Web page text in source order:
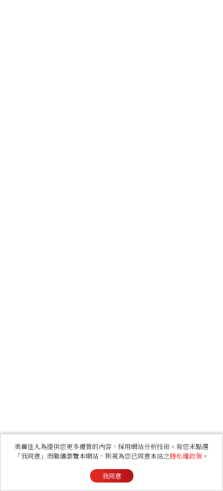
美麗佳人為提供您更多優質的內容，採用網站分析技術。若您未點選
「我同意」而繼續瀏覽本網站，則視為您已同意本站之隱私權政策 。
我同意